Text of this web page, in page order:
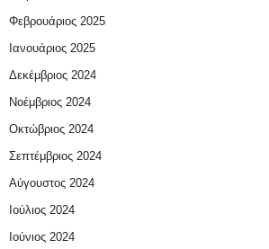
Φεβρουάριος 2025
Ιανουάριος 2025
Δεκέμβριος 2024
Νοέμβριος 2024
Οκτώβριος 2024
Σεπτέμβριος 2024
Αύγουστος 2024
Ιούλιος 2024
Ιούνιος 2024